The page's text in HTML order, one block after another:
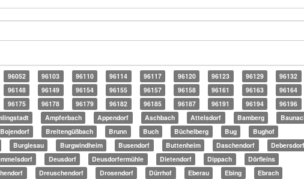
96052 96103 96110 96114 96117 96120 96123 96129
96132
96148 96149 96154 96155 96157 96158 96161 96163
96164
96175 96178 96179 96182 96185 96187 96191 96194
96196
Ampferbach Appendorf Aschbach Attelsdorf Bamberg
Bojendorf Breitengüßbach Brunn Buch Büchelberg Bug
Bughof
Burglesau Burgwindheim Busendorf Buttenheim Daschendorf
Deusdorf Deusdorfermühle Dietendorf Dippach
Dörfleins
Dreuschendorf Drosendorf Dürrhof Eberau Ebing Ebrach